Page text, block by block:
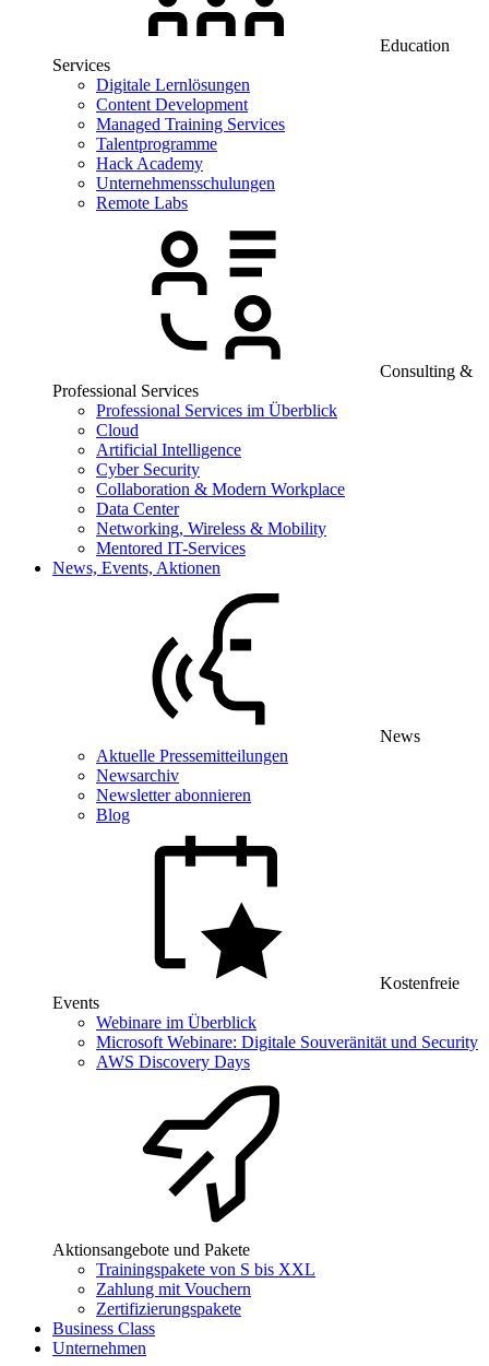
Education
Services
Digitale Lernlösungen
Content Development
Managed Training Services
Talentprogramme
Hack Academy
Unternehmensschulungen
Remote Labs
Consulting &
Professional Services
Professional Services im Überblick
Cloud
Artificial Intelligence
Cyber Security
Collaboration & Modern Workplace
Data Center
Networking, Wireless & Mobility
Mentored IT-Services
News, Events, Aktionen
News
Aktuelle Pressemitteilungen
Newsarchiv
Newsletter abonnieren
Blog
Kostenfreie
Events
Webinare im Überblick
Microsoft Webinare: Digitale Souveränität und Security
AWS Discovery Days
Aktionsangebote und Pakete
Trainingspakete von S bis XXL
Zahlung mit Vouchern
Zertifizierungspakete
Business Class
Unternehmen